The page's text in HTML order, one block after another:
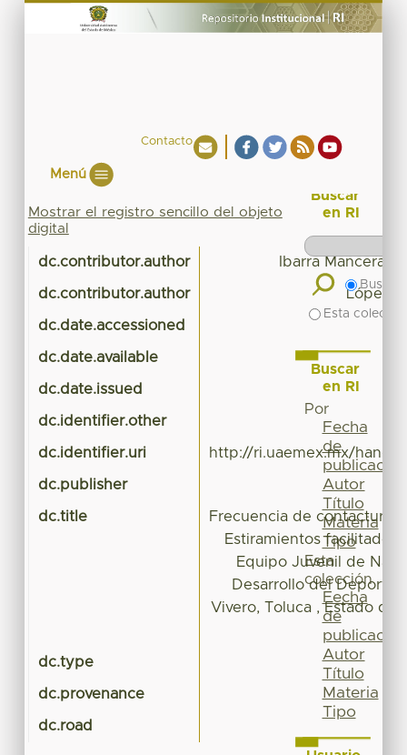
Contacto
Menú
Mostrar el registro sencillo del objeto
digital
dc.contributor.author Ibarra Mancera,
dc.contributor.author López
dc.date.accessioned
dc.date.available
dc.date.issued
dc.identifier.other
dc.identifier.uri http://ri.uaemex.mx/
dc.publisher
dc.title
Frecuencia de contacturas
Estiramientos facilitados
Equipo Juvenil de
Desarrollo del Deporte
Vivero, Toluca , Estado de
dc.type
dc.provenance
dc.road
Buscar
en RI
Buscar
Esta
Buscar
en RI
Por
Fecha
de
publicación
Autor
Título
Materia
Tipo
Esta
colección
Fecha
de
publicación
Autor
Título
Materia
Tipo